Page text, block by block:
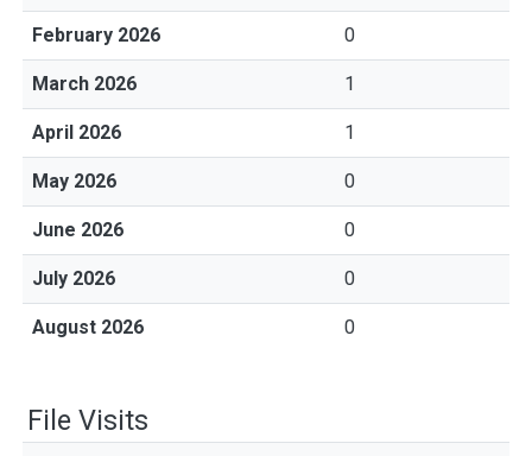
February 2026 0
March 2026 1
April 2026 1
May 2026 0
June 2026 0
July 2026 0
August 2026 0
File Visits